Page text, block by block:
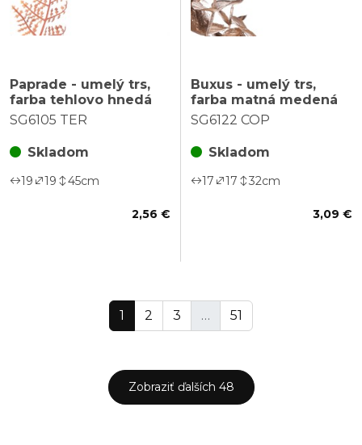
Paprade - umelý trs,
farba tehlovo hnedá
SG6105 TER
Skladom
19 19 45cm
2,56 €
Buxus - umelý trs,
farba matná medená
SG6122 COP
Skladom
17 17 32cm
3,09 €
1 2 3 … 51
Zobraziť ďalších 48